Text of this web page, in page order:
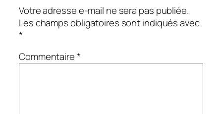
Votre adresse e-mail ne sera pas publiée.
Les champs obligatoires sont indiqués avec
*
Commentaire*